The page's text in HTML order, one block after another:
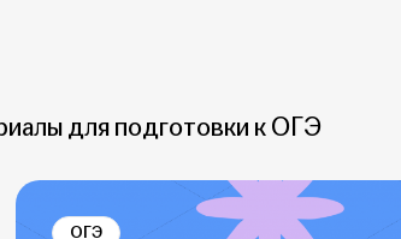
для подготовки к ОГЭ
ОГЭ